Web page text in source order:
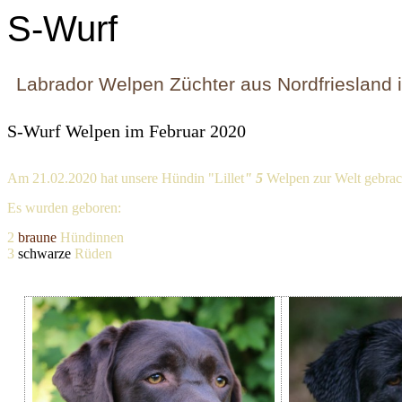
S-Wurf
Labrador Welpen Züchter aus Nordfriesland
S-Wurf Welpen im Februar 2020
Am 21.02.2020 hat unsere Hündin "Lillet" 5 Welpen zur Welt
Es wurden geboren:
2 braune Hündinnen
3 schwarze Rüden